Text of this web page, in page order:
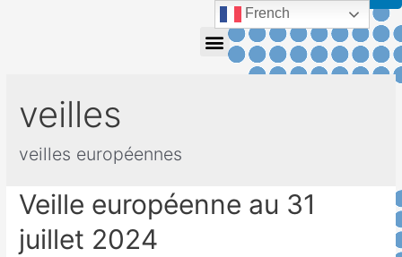
veilles
veilles européennes
Veille européenne au 31
juillet 2024
French